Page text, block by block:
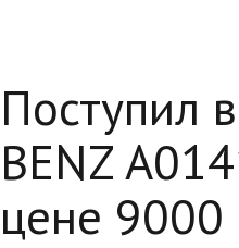
Поступил
BENZ
цене 9000